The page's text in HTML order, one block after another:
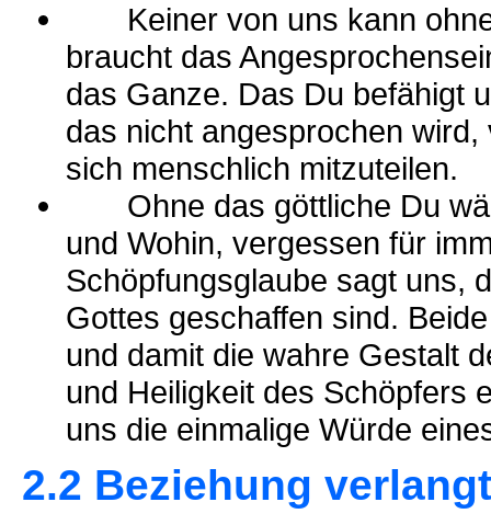
Keiner von uns kann ohne
braucht das
das Ganze. Das Du befähigt
das nicht angesprochen
sich menschlich mitzuteilen.
Ohne das göttliche Du
und Wohin, vergessen für
Schöpfungsglaube sagt uns,
Gottes geschaffen sind.
und damit die wahre Gestalt
und Heiligkeit des Schöpfers
uns die einmalige Würde
2.2 Beziehung